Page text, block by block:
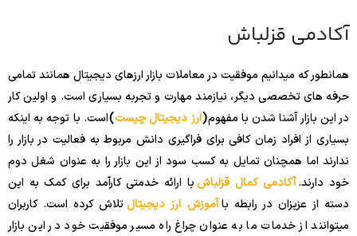
آکادمی قزلباش
همانطور که میدانیم موفقیت در معاملات بازار ارزهای دیجیتال همانند تمامی
حرفه های تخصصی دیگر، نیازمند مهارت و تجربه بسیاری است. و اولین کار
در این بازار آشنا شدن با مفهوم(ارز دیجیتال چیست)است. با توجه به اینکه
بسیاری از افراد زمان کافی برای فراگیری دانش مربوط به فعالیت در بازار را
ندارند اما همچنان تمایل به کسب سود از این بازار را به عنوان شغل دوم
خود دارند.آکادمی کمال قزلباشبا ارائه خدمتی کارآمد برای کمک به این
دسته از عزیزان در رابطه باآموزش ارز دیجیتالتلاش کرده است. کاربران
میتوانند از خدمات ما به عنوان چراغ راه مسیر موفقیت خود در این بازار